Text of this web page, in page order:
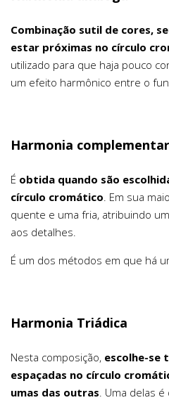
Combinação sutil de cores,
estar próximas no círculo
utilizado para que haja pouco
um efeito harmônico entre o
Harmonia complementar
É obtida quando são
círculo cromático. Em sua
quente e uma fria, atribuindo
aos detalhes.
É um dos métodos em que há
Harmonia Triádica
Nesta composição, escolhe-se
espaçadas no círculo
umas das outras. Uma delas